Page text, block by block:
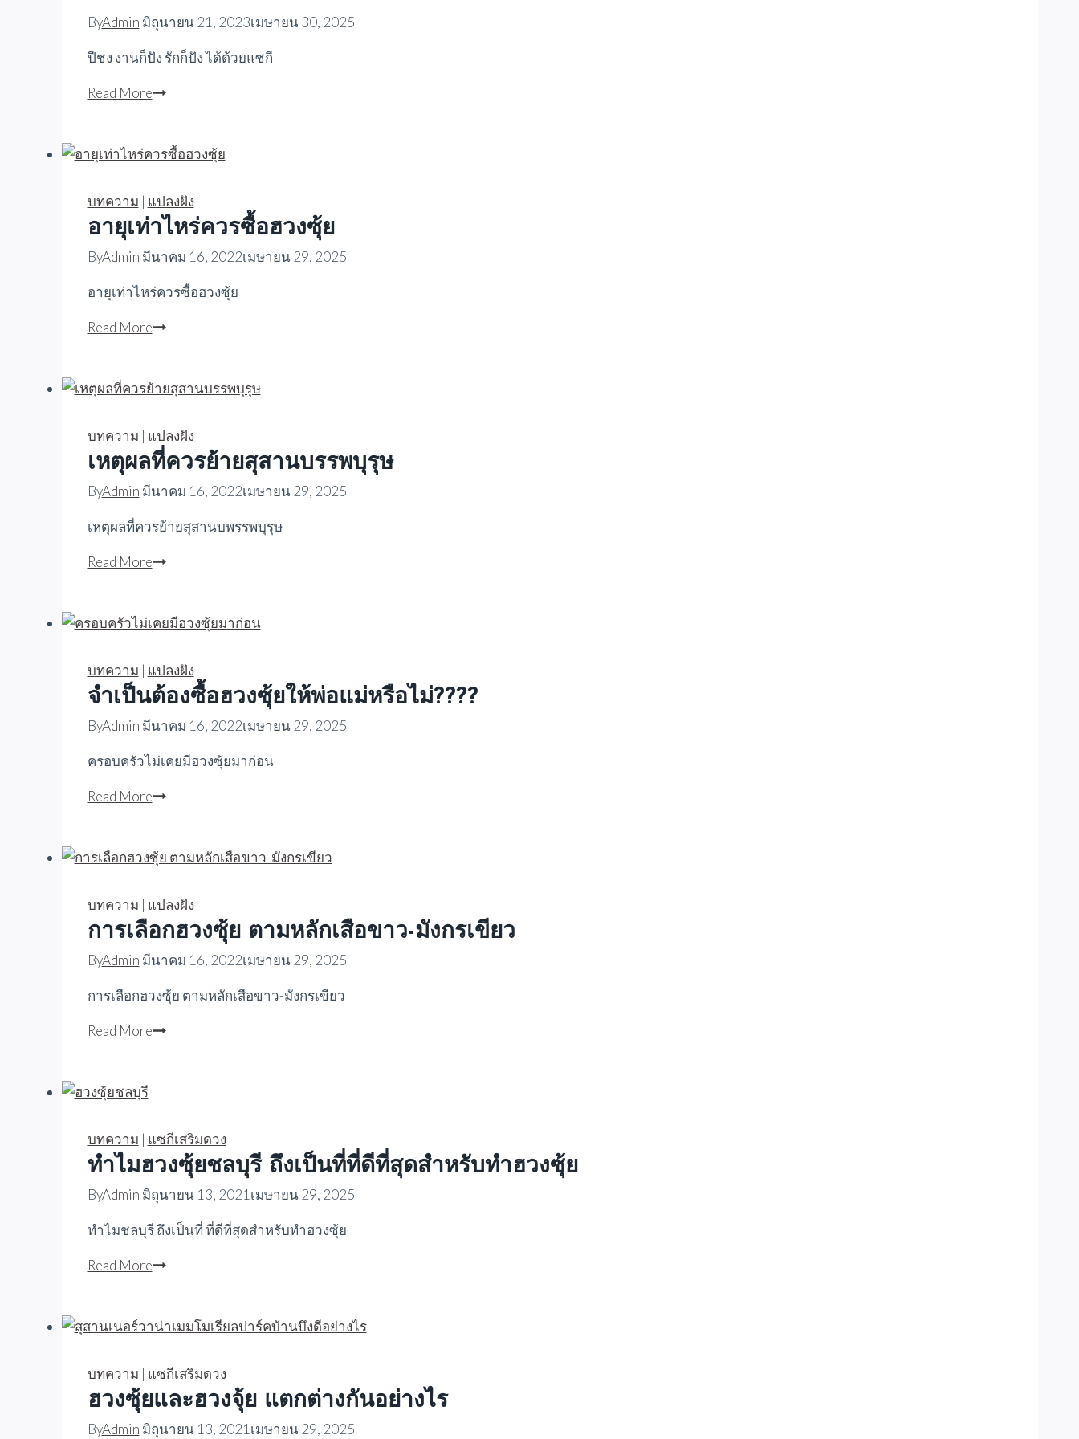
ByAdmin มิถุนายน 21, 2023เมษายน 30, 2025
ปีชง งานก็ปัง รักก็ปัง ได้ด้วยแซกี
Read Moreปีชง
ปัง
ก็
ปัง
ด้วย
แซกี
บทความ | แปลงฝัง
อายุเท่าไหร่ควรซื้อฮวงซุ้ย
ByAdmin มีนาคม 16, 2022เมษายน 29, 2025
อายุเท่าไหร่ควรซื้อฮวงซุ้ย
Read Moreอายุ
ควร
ฮวงซุ้ย
บทความ | แปลงฝัง
เหตุผลที่ควรย้ายสุสานบรรพบุรุษ
ByAdmin มีนาคม 16, 2022เมษายน 29, 2025
เหตุผลที่ควรย้ายสุสานบพรรพบุรุษ
Read Moreเหตุผล
ย้าย
บรรพบุรุษ
บทความ | แปลงฝัง
จำเป็นต้องซื้อฮวงซุ้ยให้พ่อแม่หรือไม่????
ByAdmin มีนาคม 16, 2022เมษายน 29, 2025
ครอบครัวไม่เคยมีฮวงซุ้ยมาก่อน
Read Moreจำเป็น
ฮวงซุ้ย
พ่อ
แม่
ไม่????
บทความ | แปลงฝัง
การเลือกฮวงซุ้ย ตามหลักเสือขาว-มังกรเขียว
ByAdmin มีนาคม 16, 2022เมษายน 29, 2025
การเลือกฮวงซุ้ย ตามหลักเสือขาว-มังกรเขียว
Read Moreการ
เสือ
ขาว-
เขียว
บทความ | แซกีเสริมดวง
ทำไมฮวงซุ้ยชลบุรี ถึงเป็นที่ที่ดีที่สุดสำหรับทำฮวงซุ้ย
ByAdmin มิถุนายน 13, 2021 เมษายน 29, 2025
ทำไมชลบุรี ถึงเป็นที่ ที่ดีที่สุดสำหรับทำฮวงซุ้ย
Read Moreทำไม
ถึง
ที่
ที่
บทความ | แซกีเสริมดวง
ฮวงซุ้ยและฮวงจุ้ย แตกต่างกันอย่างไร
ByAdmin มิถุนายน 13, 2021 เมษายน 29, 2025